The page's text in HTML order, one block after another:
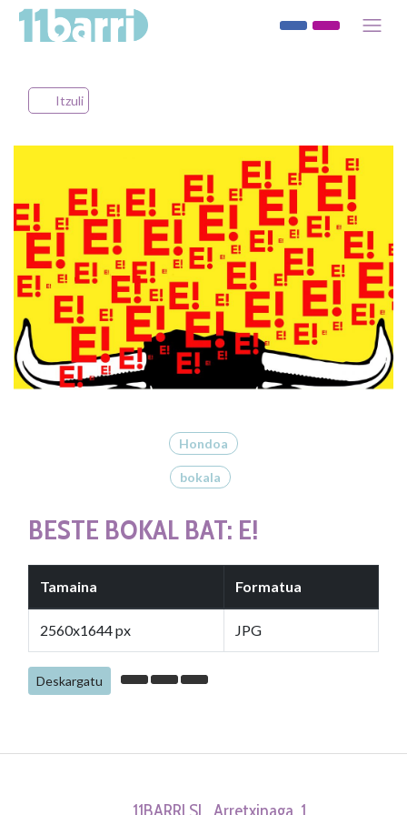
Itzuli
Hondoa
bokala
BESTE BOKAL BAT: E!
Tamaina Formatua
2560x1644 px JPG
Deskargatu
11BARRI SL. Arretxinaga, 1